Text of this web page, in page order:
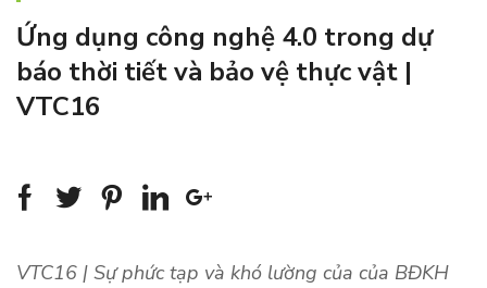
Ứng dụng công nghệ 4.0 trong dự
báo thời tiết và bảo vệ thực vật |
VTC16
VTC16 | Sự phức tạp và khó lường của của BĐKH